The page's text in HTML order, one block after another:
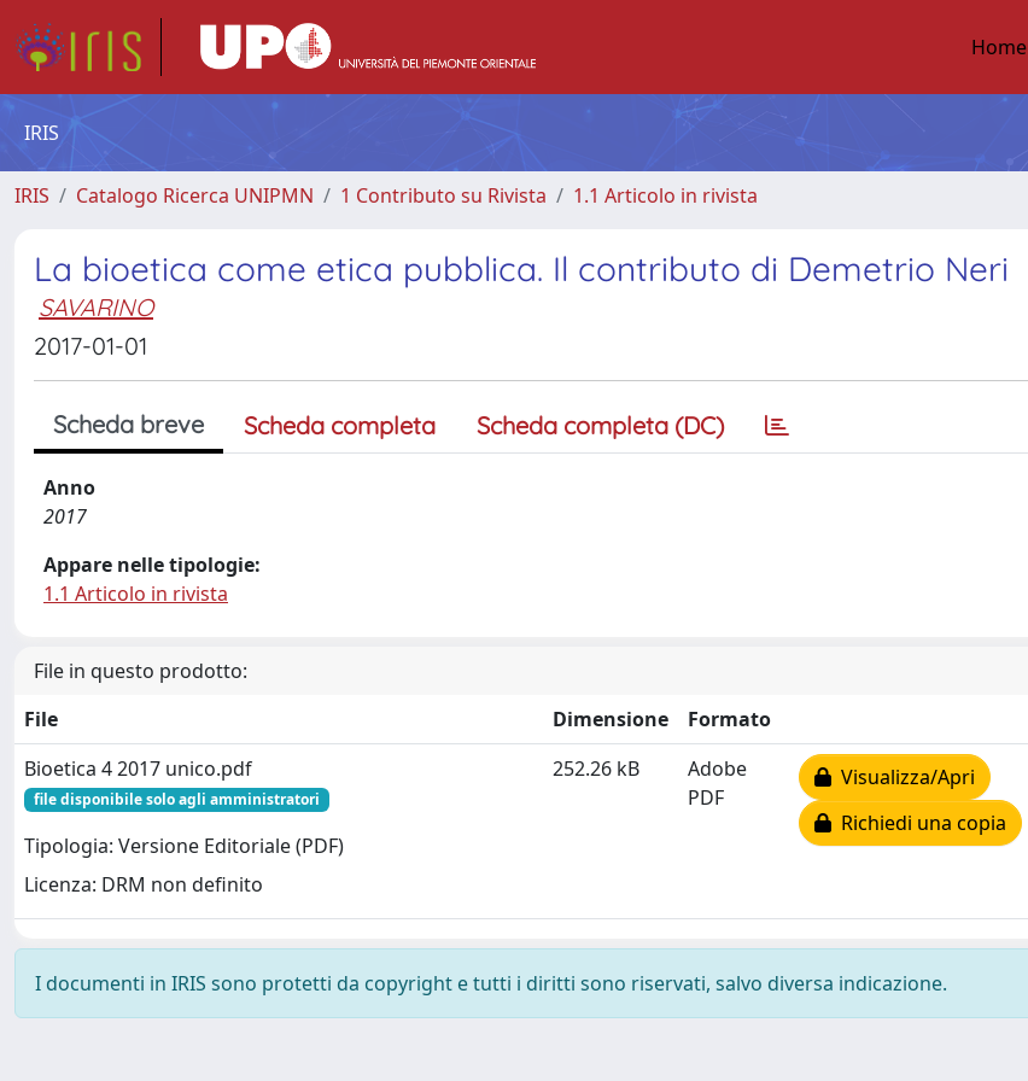
Home
IRIS
IRIS Catalogo Ricerca UNIPMN 1 Contributo su Rivista 1.1 Articolo in rivista
La bioetica come etica pubblica. Il contributo di Demetrio Neri
SAVARINO
2017-01-01
Scheda breve Scheda completa Scheda completa (DC)
Anno
2017
Appare nelle tipologie:
1.1 Articolo in rivista
File in questo prodotto:
File
Dimensione
Formato
Bioetica 4 2017 unico.pdf
file disponibile solo agli amministratori
Tipologia: Versione Editoriale (PDF)
Licenza: DRM non definito
252.26 kB
Adobe
PDF
Visualizza/Apri
Richiedi una copia
I documenti in IRIS sono protetti da copyright e tutti i diritti sono riservati, salvo diversa indicazione.